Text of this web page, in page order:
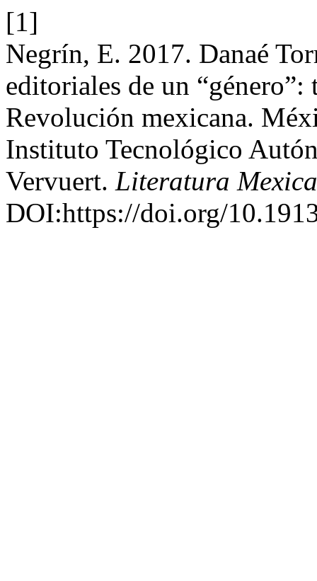
[1]
Negrín, E. 2017. Danaé
editoriales de un “género”:
Revolución mexicana.
Instituto Tecnológico
Vervuert. Literatura
DOI:https://doi.org/